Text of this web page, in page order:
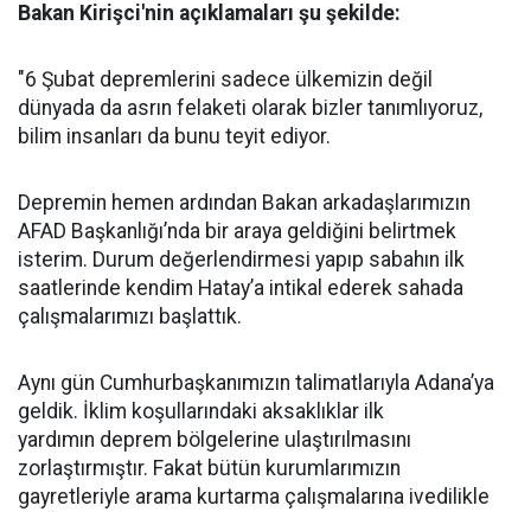
Bakan Kirişci'nin açıklamaları şu şekilde:
"6 Şubat depremlerini sadece ülkemizin değil
dünyada da asrın felaketi olarak bizler tanımlıyoruz,
bilim insanları da bunu teyit ediyor.
Depremin hemen ardından Bakan arkadaşlarımızın
AFAD Başkanlığı’nda bir araya geldiğini belirtmek
isterim. Durum değerlendirmesi yapıp sabahın ilk
saatlerinde kendim Hatay’a intikal ederek sahada
çalışmalarımızı başlattık.
Aynı gün Cumhurbaşkanımızın talimatlarıyla Adana’ya
geldik. İklim koşullarındaki aksaklıklar ilk
yardımın deprem bölgelerine ulaştırılmasını
zorlaştırmıştır. Fakat bütün kurumlarımızın
gayretleriyle arama kurtarma çalışmalarına ivedilikle